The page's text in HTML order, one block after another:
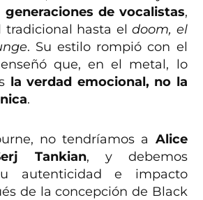
de vocalistas,
tradicional hasta eldoom, el
. Su estilo rompió con el
que, en el metal, lo
la verdad emocional, no la
.
no tendríamos a Alice
Tankian, y debemos
autenticidad e impacto
de la concepción de Black